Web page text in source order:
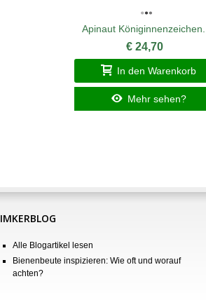
Apinaut Königinnenzeichen...
€ 24,70
In den Warenkorb
Mehr sehen?
IMKERBLOG
Alle Blogartikel lesen
Bienenbeute inspizieren: Wie oft und worauf
achten?